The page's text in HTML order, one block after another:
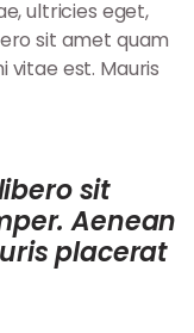
ultricies eget,
sit amet quam
vitae est. Mauris
sit
Aenean
placerat